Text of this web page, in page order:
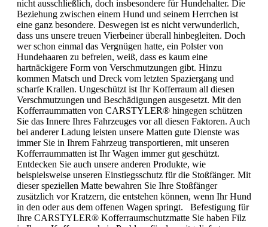
nicht ausschließlich, doch insbesondere für Hundehalter. Die
Beziehung zwischen einem Hund und seinem Herrchen ist
eine ganz besondere. Deswegen ist es nicht verwunderlich,
dass uns unsere treuen Vierbeiner überall hinbegleiten. Doch
wer schon einmal das Vergnügen hatte, ein Polster von
Hundehaaren zu befreien, weiß, dass es kaum eine
hartnäckigere Form von Verschmutzungen gibt. Hinzu
kommen Matsch und Dreck vom letzten Spaziergang und
scharfe Krallen. Ungeschützt ist Ihr Kofferraum all diesen
Verschmutzungen und Beschädigungen ausgesetzt. Mit den
Kofferraummatten von CARSTYLER® hingegen schützen
Sie das Innere Ihres Fahrzeuges vor all diesen Faktoren. Auch
bei anderer Ladung leisten unsere Matten gute Dienste was
immer Sie in Ihrem Fahrzeug transportieren, mit unseren
Kofferraummatten ist Ihr Wagen immer gut geschützt.
Entdecken Sie auch unsere anderen Produkte, wie
beispielsweise unseren Einstiegsschutz für die Stoßfänger. Mit
dieser speziellen Matte bewahren Sie Ihre Stoßfänger
zusätzlich vor Kratzern, die entstehen können, wenn Ihr Hund
in den oder aus dem offenen Wagen springt. Befestigung für
Ihre CARSTYLER® Kofferraumschutzmatte Sie haben Filz